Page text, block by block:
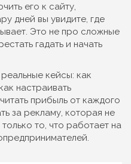
его к сайту,
дней вы увидите, где
Это не про сложные
гадать и начать
кейсы: как
настраивать
прибыль от каждого
за рекламу, которая не
то, что работает на